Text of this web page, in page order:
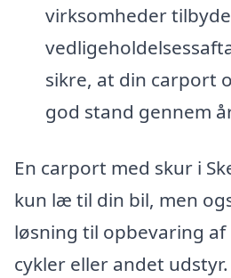
virksomheder
sikre, at din carport
god stand gennem
En carport med skur i
kun læ til din bil, men
løsning til opbevaring af
cykler eller andet